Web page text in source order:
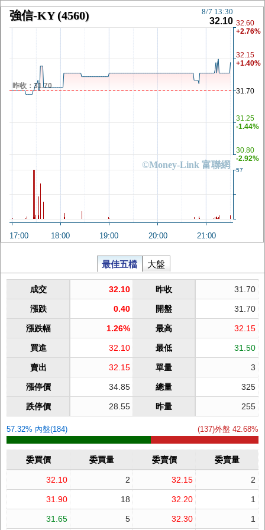
強信-KY(4560)
©Money-Link 富聯網
8/7 13:30
32.10
昨收：31.70
17:00 18:00 19:00 20:00 21:00
30.80
-2.92%
31.25
-1.44%
31.70
32.15
+1.40%
32.60
+2.76%
57
最佳五檔 大盤
成交 32.10 昨收 31.70
漲跌 0.40 開盤 31.70
漲跌幅 1.26% 最高 32.15
買進 32.10 最低 31.50
賣出 32.15 單量 3
漲停價 34.85 總量 325
跌停價 28.55 昨量 255
57.32% 內盤(184) (137)外盤 42.68%
委買價 委買量 委賣價 委賣量
32.10 2 32.15 2
31.90 18 32.20 1
31.65 5 32.30 1